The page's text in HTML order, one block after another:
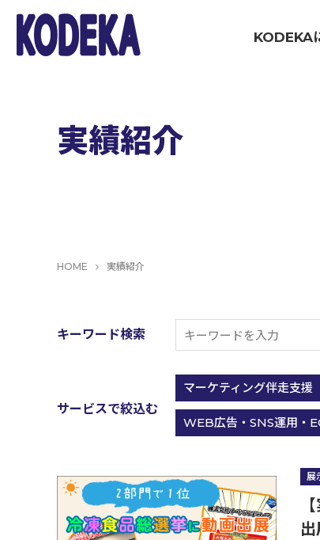
KODEKA
イベント制作・運営
コミュニケーション実施領域
WEB広告・SNS運用・EC運営
実績紹介
実績紹介
HOME 実績紹介
キーワード検索
サービスで絞込む
マーケティング伴走支援
WEB広告・SNS運用・
展